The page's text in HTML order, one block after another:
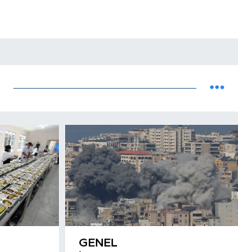
GENEL